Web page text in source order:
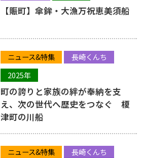
【賑町】傘鉾・大漁万祝恵美須船
ニュース&特集
長崎くんち
2025年
町の誇りと家族の絆が奉納を支
え、次の世代へ歴史をつなぐ 榎
津町の川船
ニュース&特集
長崎くんち